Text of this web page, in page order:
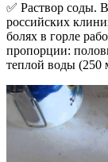
✅ Раствор соды.
российских
болях в горле
пропорции:
теплой воды (250